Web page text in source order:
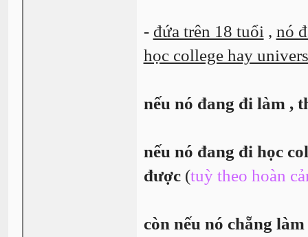
- đứa trên 18 tuổi , nó
học college hay
nếu nó đang đi làm ,
nếu nó đang đi học
được(tuỳ theo hoàn
còn nếu nó chẵng